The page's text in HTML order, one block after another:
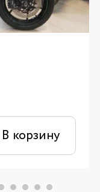
В корзину